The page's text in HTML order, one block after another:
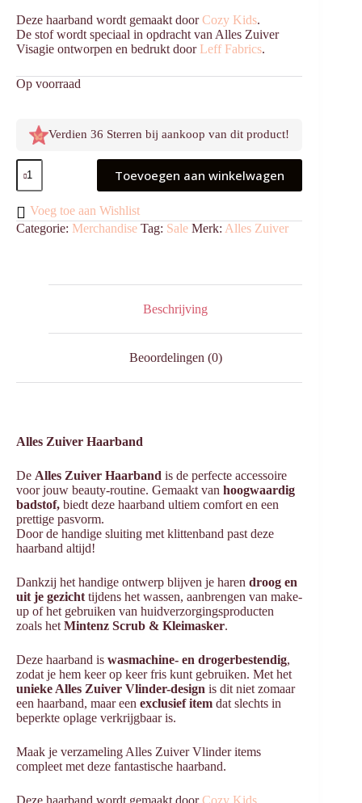
Deze haarband wordt gemaakt doorCozy Kids.
De stof wordt speciaal in opdracht van Alles Zuiver
Visagie ontworpen en bedrukt door Leff Fabrics.
Op voorraad
Verdien 36 Sterren bij aankoop van dit product!
Alles
Zuiver
Haarband
aantal
Toevoegen aan winkelwagen
Voeg toe aan Wishlist
Categorie: Merchandise Tag: Sale Merk: Alles Zuiver
Beschrijving
Beoordelingen (0)
Alles Zuiver Haarband
De Alles Zuiver Haarband is de perfecte accessoire
voor jouw beauty-routine. Gemaakt van hoogwaardig
badstof, biedt deze haarband ultiem comfort en een
prettige pasvorm.
Door de handige sluiting met klittenband past deze
haarband altijd!
Dankzij het handige ontwerp blijven je haren droog en
uit je gezicht tijdens het wassen, aanbrengen van make-
up of het gebruiken van huidverzorgingsproducten
zoals het Mintenz Scrub & Kleimasker.
Deze haarband is wasmachine- en drogerbestendig,
zodat je hem keer op keer fris kunt gebruiken. Met het
unieke Alles Zuiver Vlinder-design is dit niet zomaar
een haarband, maar een exclusief item dat slechts in
beperkte oplage verkrijgbaar is.
Maak je verzameling Alles Zuiver Vlinder items
compleet met deze fantastische haarband.
Deze haarband wordt gemaakt doorCozy Kids